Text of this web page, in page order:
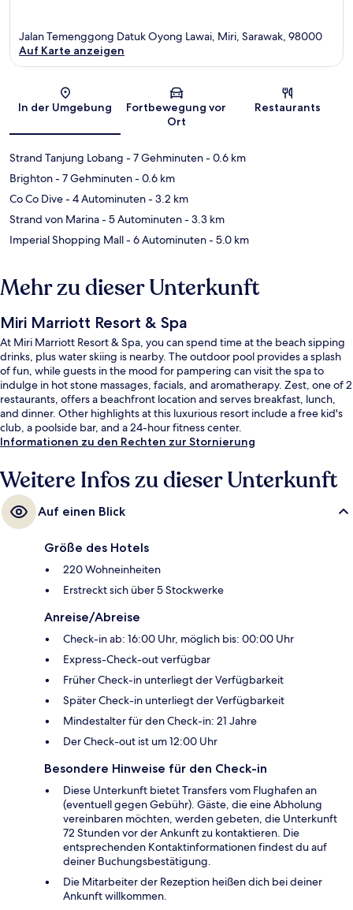
Karte
Jalan Temenggong Datuk Oyong Lawai, Miri, Sarawak, 98000
Auf Karte anzeigen
In der Umgebung
Fortbewegung vor
Ort
Restaurants
Strand Tanjung Lobang - 7 Gehminuten- 0.6 km
Brighton- 7 Gehminuten- 0.6 km
Co Co Dive- 4 Autominuten- 3.2 km
Strand von Marina- 5 Autominuten- 3.3 km
Imperial Shopping Mall- 6 Autominuten- 5.0 km
Mehr zu dieser Unterkunft
Miri Marriott Resort & Spa
At Miri Marriott Resort & Spa, you can spend time at the beach sipping
drinks, plus water skiing is nearby. The outdoor pool provides a splash
of fun, while guests in the mood for pampering can visit the spa to
indulge in hot stone massages, facials, and aromatherapy. Zest, one of 2
restaurants, offers a beachfront location and serves breakfast, lunch,
and dinner. Other highlights at this luxurious resort include a free kid's
club, a poolside bar, and a 24-hour fitness center.
Informationen zu den Rechten zur Stornierung
Weitere Infos zu dieser Unterkunft
Auf einen Blick
Größe des Hotels
220 Wohneinheiten
Erstreckt sich über 5 Stockwerke
Anreise/Abreise
Check-in ab: 16:00 Uhr, möglich bis: 00:00 Uhr
Express-Check-out verfügbar
Früher Check-in unterliegt der Verfügbarkeit
Später Check-in unterliegt der Verfügbarkeit
Mindestalter für den Check-in: 21 Jahre
Der Check-out ist um 12:00 Uhr
Besondere Hinweise für den Check-in
Diese Unterkunft bietet Transfers vom Flughafen an
(eventuell gegen Gebühr). Gäste, die eine Abholung
vereinbaren möchten, werden gebeten, die Unterkunft
72 Stunden vor der Ankunft zu kontaktieren. Die
entsprechenden Kontaktinformationen findest du auf
deiner Buchungsbestätigung.
Die Mitarbeiter der Rezeption heißen dich bei deiner
Ankunft willkommen.